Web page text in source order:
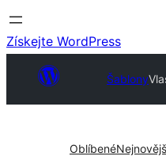
Získejte WordPress
Šablony
Oblíbené